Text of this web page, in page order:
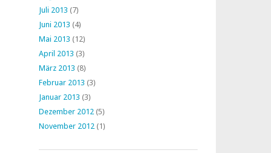
Juli 2013 (7)
Juni 2013 (4)
Mai 2013 (12)
April 2013 (3)
März 2013 (8)
Februar 2013 (3)
Januar 2013 (3)
Dezember 2012 (5)
November 2012 (1)